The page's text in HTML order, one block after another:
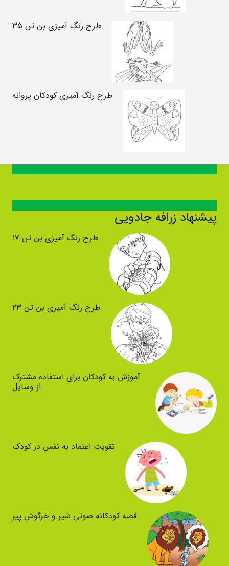
طرح رنگ آمیزی بن تن ۳۵
طرح رنگ آمیزی کودکان پروانه
پیشنهاد زرافه جادویی
طرح رنگ آمیزی بن تن ۱۷
طرح رنگ آمیزی بن تن ۲۳
آموزش به کودکان برای استفاده مشترک
از وسایل
تقویت اعتماد به نفس در کودک
قصه کودکانه صوتی شیر و خرگوش پیر